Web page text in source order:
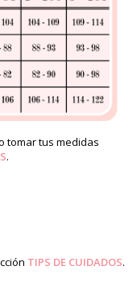
tomar tus medidas
.
TIPS DE CUIDADOS.